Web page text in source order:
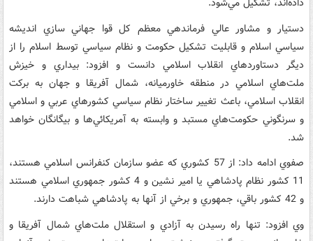
دستيار و مشاور عالي فرماندهي معظم کل قوا جهاني سازي انديشه
سياسي اسلام و قابليت تشکيل حکومت و نظام سياسي توسط اسلام را از
ديگر دستاوردهاي انقلاب اسلامي دانست و افزود: بيداري و خيزش
ملت‌هاي اسلامي در منطقه خاورميانه، شمال آفريقا و جهان به برکت
انقلاب اسلامي، باعث تغيير ساختار نظام سياسي کشورهاي عربي و اسلامي
و سرنگوني حکومت‌هاي مستبد و وابسته به آمريکائي‌ها و بيگانگان خواهد
شد.
صفوي ادامه داد: از 57 کشوري که عضو سازمان کنفرانس اسلامي هستند،
11 کشور نظام پادشاهي يا امير نشين و 4 کشور جمهوري اسلامي هستند
و 42 کشور باقي، جمهوري و برخي از آنها به پادشاهي شباهت دارند.
وي افزود: تنها راه رسيدن به آزادي و استقلال ملت‌هاي شمال آفريقا و